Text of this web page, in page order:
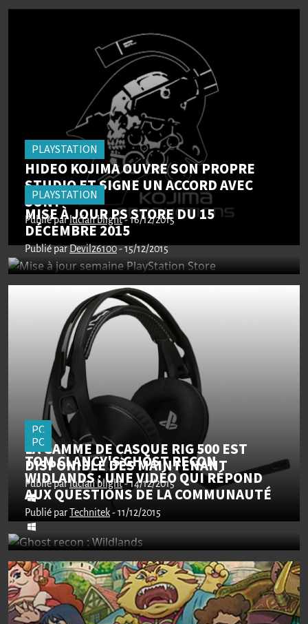
PLAYSTATION
HIDEO KOJIMA OUVRE SON PROPRE
STUDIO ET SIGNE UN ACCORD AVEC
SONY
Publié parlucian blight- 16/12/2015
PLAYSTATION
MISE À JOUR PS STORE DU 15
DÉCEMBRE 2015
Publié parDevil26100- 15/12/2015
PC
LA GAMME DE CASQUE RIG 500 EST
DISPONIBLE DÈS MAINTENANT
Publié parlucian blight- 14/12/2015
PC
TOM CLANCY'S GHOST RECON
WIDLANDS : UNE VIDÉO QUI RÉPOND
AUX QUESTIONS DE LA COMMUNAUTÉ
Publié parTechnitek- 11/12/2015